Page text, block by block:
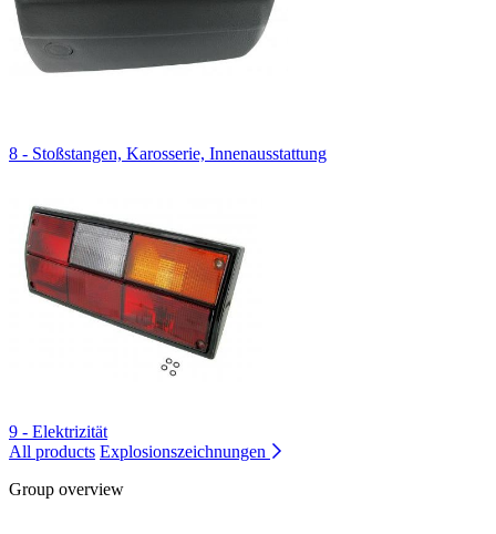
8 - Stoßstangen, Karosserie, Innenausstattung
9 - Elektrizität
All products Explosionszeichnungen
Group overview